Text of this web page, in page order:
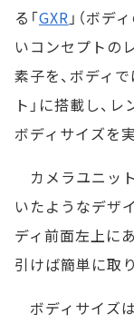
る「GXR 」（ボデ
いコンセプトの
素子を、ボディ
ト」に搭載し、
ボディサイズを
カメラユニッ
いたようなデザ
ディ前面左上に
引けば簡単に取
ボディサイズ